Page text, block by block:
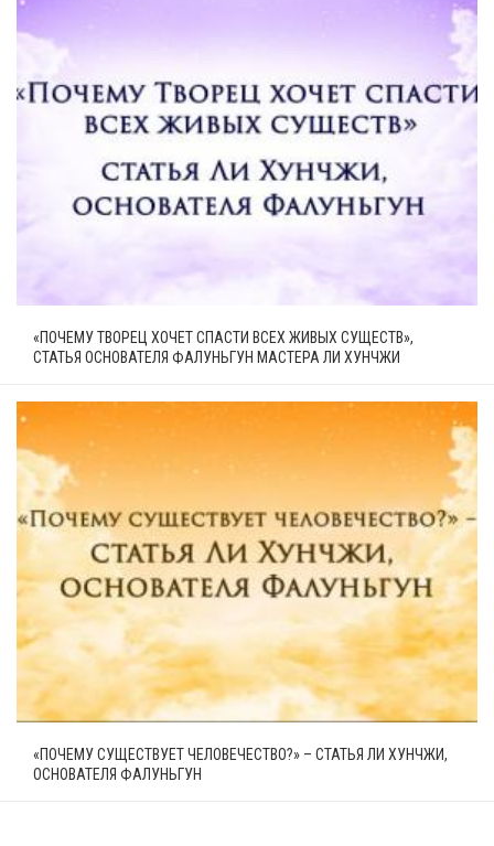
«ПОЧЕМУ ТВОРЕЦ ХОЧЕТ СПАСТИ ВСЕХ ЖИВЫХ СУЩЕСТВ»,
СТАТЬЯ ОСНОВАТЕЛЯ ФАЛУНЬГУН МАСТЕРА ЛИ ХУНЧЖИ
«ПОЧЕМУ СУЩЕСТВУЕТ ЧЕЛОВЕЧЕСТВО?» – СТАТЬЯ ЛИ ХУНЧЖИ,
ОСНОВАТЕЛЯ ФАЛУНЬГУН